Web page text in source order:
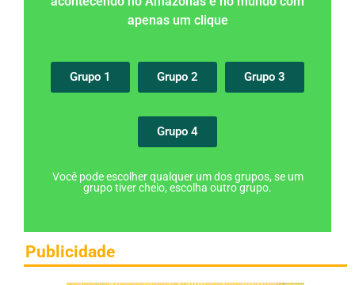
apenas um clique
Grupo 1 Grupo 2 Grupo 3
Grupo 4
Você pode escolher qualquer um dos grupos, se um
grupo tiver cheio, escolha outro grupo.
Publicidade